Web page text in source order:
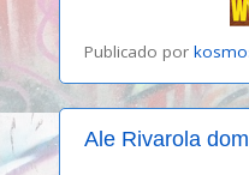
Publicado por
Ale Rivarola